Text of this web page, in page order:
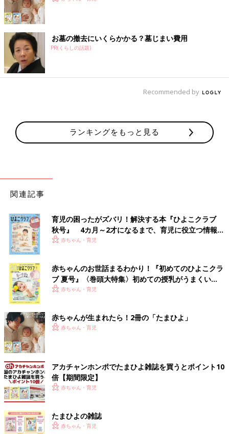
お墓の撤去にいくらかかる？墓じまい費用
PR(くらしの話題)
Recommended by
ランキングをもっと見る
関連記事
育児の困ったがズバリ！解決する本『ひよこクラブ
秋号』 4カ月～2才になるまで、育児に役立つ情報が
いっぱい！
赤ちゃん・育児
赤ちゃんのお世話まるわかり！『初めてのひよこクラ
ブ 夏号』〈巻頭大特集〉初めての授乳がうまくい
く！ おっぱい・ミルクの基本と夏のトラブル 解決テ
赤ちゃん・育児
赤ちゃんが生まれたら！2冊の「たまひよ」
赤ちゃん・育児
アカチャンホンポでたまひよ雑誌を買うとポイント10
倍【期間限定】
赤ちゃん・育児
たまひよの雑誌
赤ちゃん・育児